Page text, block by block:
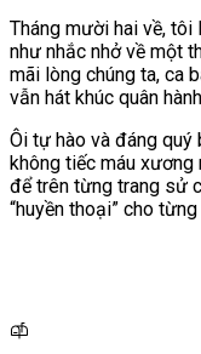
Tháng mười hai về, tôi
như nhắc nhở về một
mãi lòng chúng ta, ca
vẫn hát khúc quân
Ôi tự hào và đáng quý
không tiếc máu
để trên từng trang sử
“huyền thoại” cho